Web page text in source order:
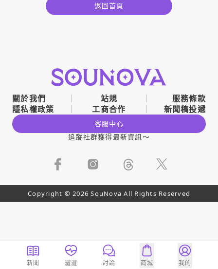
返回首頁
關於我們 站規
服務條款
隱私權政策
工商合作 新聞稿投遞
客服中心
追蹤社群獲得最新資訊～
Copyright © 2026 SouNova All Rights Reserved
新聞 澀澀 討論 商城 我的